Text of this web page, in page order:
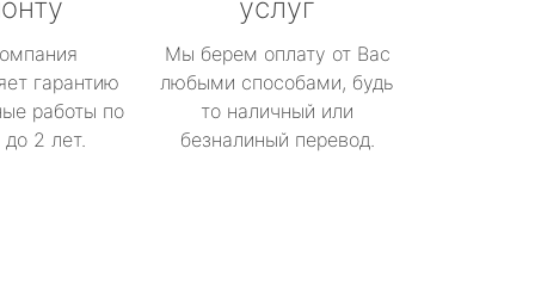
гарантию
работы по
2 лет.
услуг
Мы берем оплату от Вас
любыми способами, будь
то наличный или
безналиный перевод.